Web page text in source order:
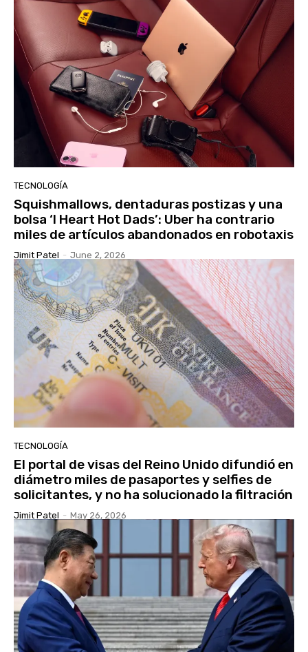
TECNOLOGÍA
Squishmallows, dentaduras postizas y una
bolsa ‘I Heart Hot Dads’: Uber ha contrario
miles de artículos abandonados en robotaxis
Jimit Patel - June 2, 2026
TECNOLOGÍA
El portal de visas del Reino Unido difundió en
diámetro miles de pasaportes y selfies de
solicitantes, y no ha solucionado la filtración
Jimit Patel - May 26, 2026